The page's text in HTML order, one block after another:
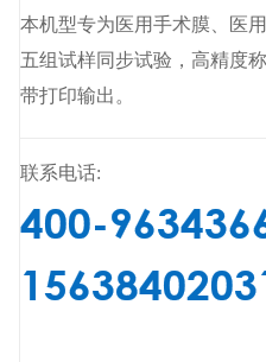
本机型专为医用手术膜、医
五组试样同步试验，高精度
带打印输出。
联系电话:
400-